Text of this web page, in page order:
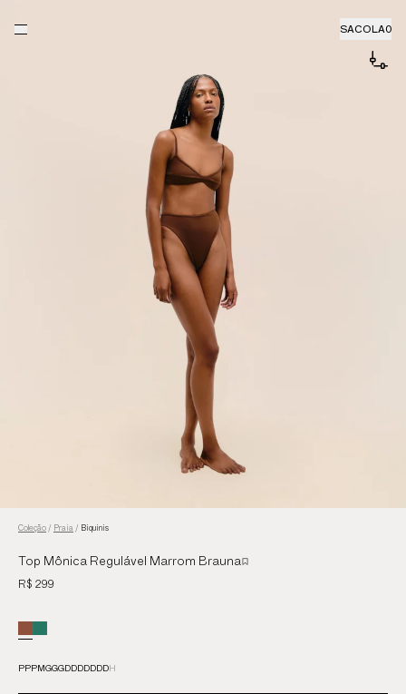
SACOLA0
Coleção / Praia / Biquinis
Top Mônica Regulável Marrom Brauna
R$ 299
PPPMGGGDDDDDDDH